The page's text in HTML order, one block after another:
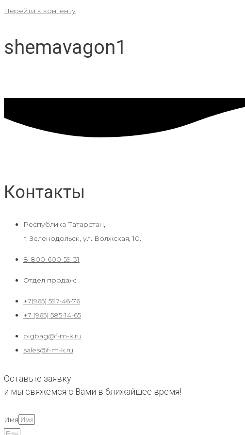
Перейти к контенту
shemavagon1
Контакты
Республика Татарстан,
г. Зеленодольск, ул. Волжская, 10.
8-800-600-59-31
Отдел продаж:
+7(965) 597-46-76
+7 (965) 585-14-65
bigbag@f-m-k.ru
sales@f-m-k.ru
Оставьте заявку
и мы свяжемся с Вами в ближайшее время!
Имя